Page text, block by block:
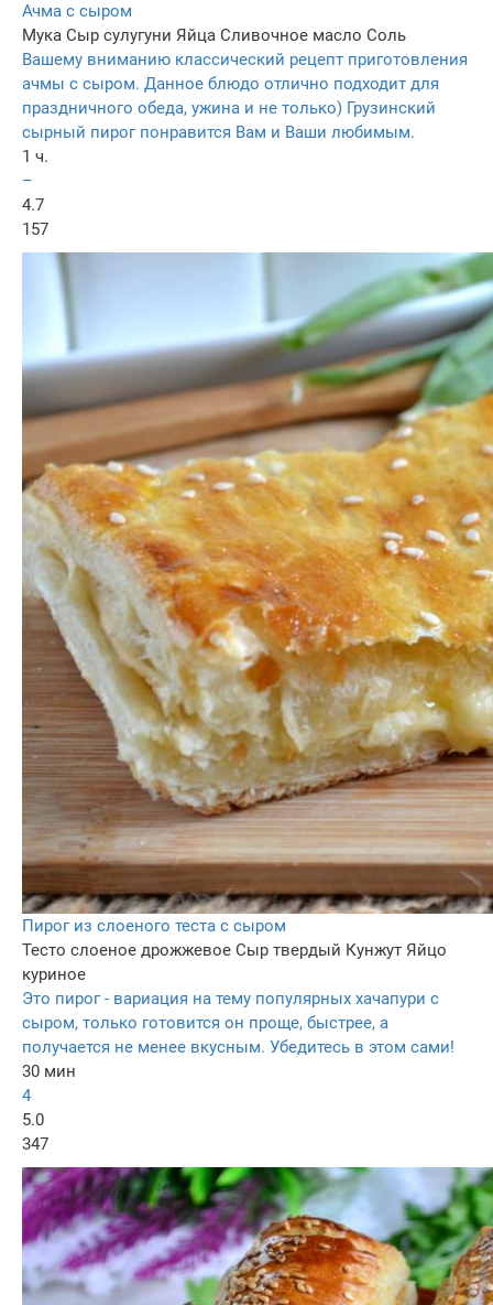
Ачма с сыром
Мука Сыр сулугуни Яйца Сливочное масло Соль
Вашему вниманию классический рецепт приготовления
ачмы с сыром. Данное блюдо отлично подходит для
праздничного обеда, ужина и не только) Грузинский
сырный пирог понравится Вам и Ваши любимым.
1 ч.
–
4.7
157
Пирог из слоеного теста с сыром
Тесто слоеное дрожжевое Сыр твердый Кунжут Яйцо
куриное
Это пирог - вариация на тему популярных хачапури с
сыром, только готовится он проще, быстрее, а
получается не менее вкусным. Убедитесь в этом сами!
30 мин
4
5.0
347